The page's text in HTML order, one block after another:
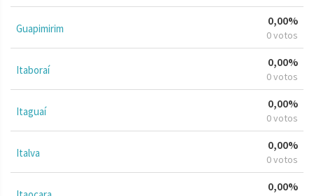
Guapimirim
0,00%
0 votos
Itaboraí
0,00%
0 votos
Itaguaí
0,00%
0 votos
Italva
0,00%
0 votos
0,00%